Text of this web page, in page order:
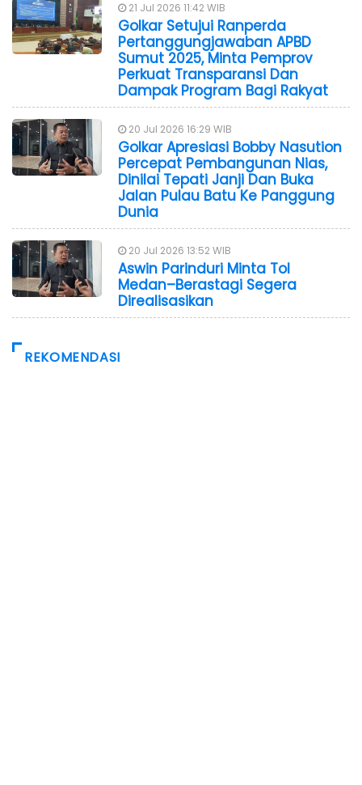
21 Jul 2026 11:42 WIB
Golkar Setujui Ranperda
Pertanggungjawaban APBD
Sumut 2025, Minta Pemprov
Perkuat Transparansi Dan
Dampak Program Bagi Rakyat
20 Jul 2026 16:29 WIB
Golkar Apresiasi Bobby Nasution
Percepat Pembangunan Nias,
Dinilai Tepati Janji Dan Buka
Jalan Pulau Batu Ke Panggung
Dunia
20 Jul 2026 13:52 WIB
Aswin Parinduri Minta Tol
Medan–Berastagi Segera
Direalisasikan
REKOMENDASI